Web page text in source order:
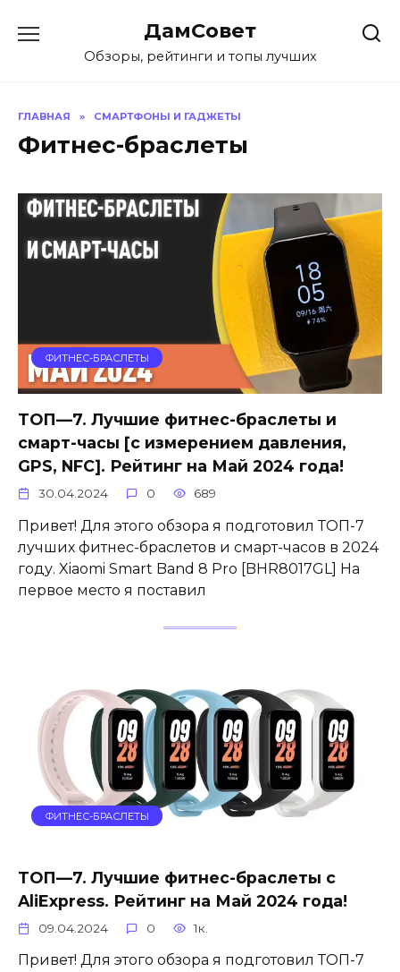
содержанию
ДамСовет
Обзоры, рейтинги и топы лучших
ГЛАВНАЯ » СМАРТФОНЫ И ГАДЖЕТЫ
Фитнес-браслеты
ФИТНЕС-БРАСЛЕТЫ
ТОП—7. Лучшие фитнес-браслеты и
смарт-часы [с измерением давления,
GPS, NFC]. Рейтинг на Май 2024 года!
30.04.2024 0 689
Привет! Для этого обзора я подготовил ТОП-7
лучших фитнес-браслетов и смарт-часов в 2024
году. Xiaomi Smart Band 8 Pro [BHR8017GL] На
первое место я поставил
ФИТНЕС-БРАСЛЕТЫ
ТОП—7. Лучшие фитнес-браслеты с
AliExpress. Рейтинг на Май 2024 года!
09.04.2024 0 1к.
Привет! Для этого обзора я подготовил ТОП-7